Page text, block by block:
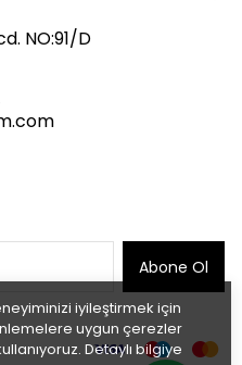
iyileştirmek için
uygun çerezler
Detaylı bilgiye
NO:91/D
Abone Ol